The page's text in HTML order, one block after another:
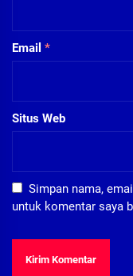
Email *
Situs Web
Simpan nama,
untuk komentar saya